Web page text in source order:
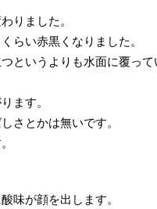
りました。
らい赤黒くなりました。
というよりも水面に覆って
ます。
さとかは無いです。
味が顔を出します。